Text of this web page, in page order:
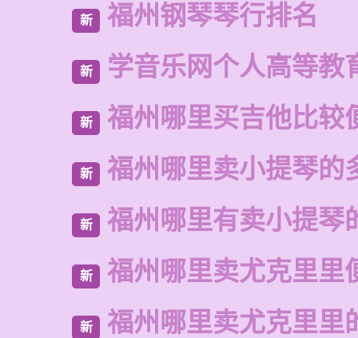
新 福州钢琴琴行排名
新 学音乐网个人高等教
新 福州哪里买吉他比较
新 福州哪里卖小提琴的
新 福州哪里有卖小提琴
新 福州哪里卖尤克里里
新 福州哪里卖尤克里里